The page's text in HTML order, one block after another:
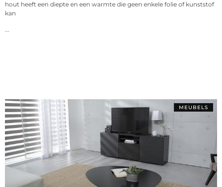
hout heeft een diepte en een warmte die geen enkele folie of kunststof
kan
MEUBELS